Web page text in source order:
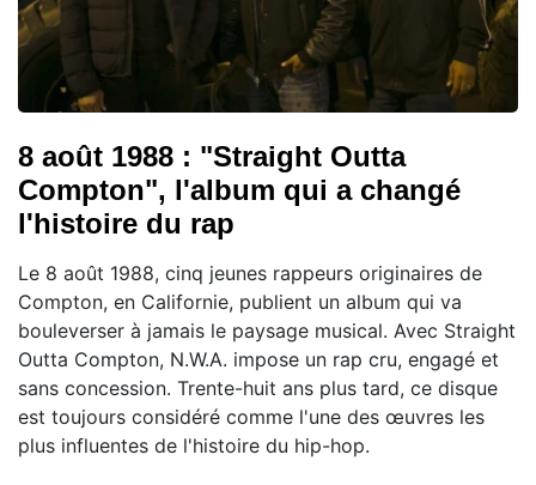
8 août 1988 : "Straight Outta
Compton", l'album qui a changé
l'histoire du rap
Le 8 août 1988, cinq jeunes rappeurs originaires de
Compton, en Californie, publient un album qui va
bouleverser à jamais le paysage musical. Avec Straight
Outta Compton, N.W.A. impose un rap cru, engagé et
sans concession. Trente-huit ans plus tard, ce disque
est toujours considéré comme l'une des œuvres les
plus influentes de l'histoire du hip-hop.